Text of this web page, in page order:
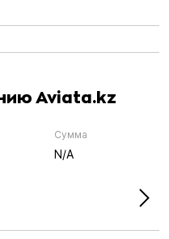
Aviata.kz
Сумма
N/A